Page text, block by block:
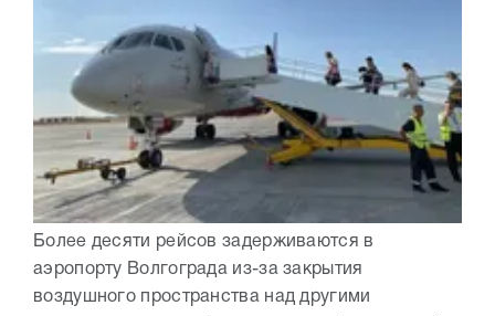
Более десяти рейсов задерживаются в
аэропорту Волгограда из-за закрытия
воздушного пространства над другими